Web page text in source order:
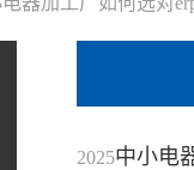
2025中小电